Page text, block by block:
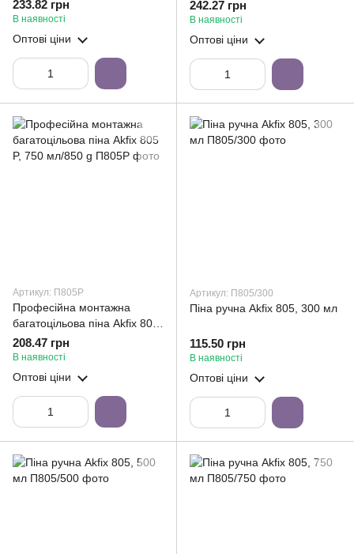
233.82 грн
В наявності
Оптові ціни
242.27 грн
В наявності
Оптові ціни
Артикул: П805Р
Професійна монтажна
багатоцільова піна Akfix 805
P, 750 мл/850 g
208.47 грн
В наявності
Оптові ціни
Артикул: П805/300
Піна ручна Akfix 805, 300 мл
115.50 грн
В наявності
Оптові ціни